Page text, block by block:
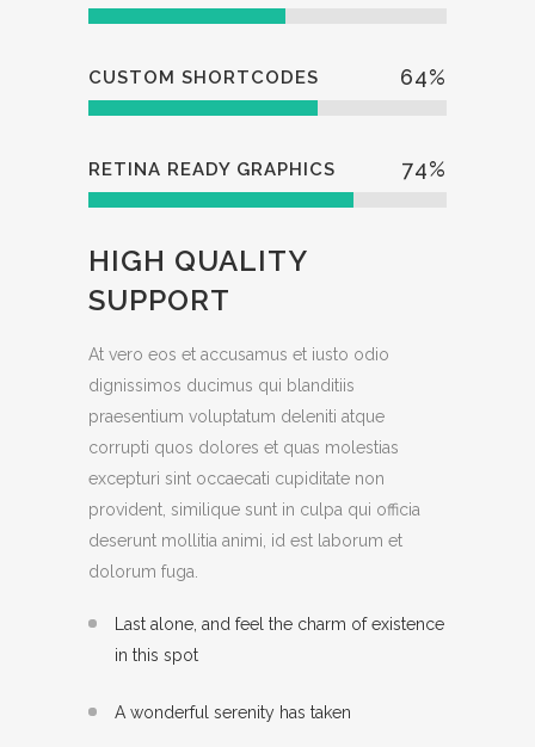
CUSTOM SHORTCODES 64%
RETINA READY GRAPHICS 74%
HIGH QUALITY
SUPPORT
At vero eos et accusamus et iusto odio
dignissimos ducimus qui blanditiis
praesentium voluptatum deleniti atque
corrupti quos dolores et quas molestias
excepturi sint occaecati cupiditate non
provident, similique sunt in culpa qui officia
deserunt mollitia animi, id est laborum et
dolorum fuga.
Last alone, and feel the charm of existence
in this spot
A wonderful serenity has taken